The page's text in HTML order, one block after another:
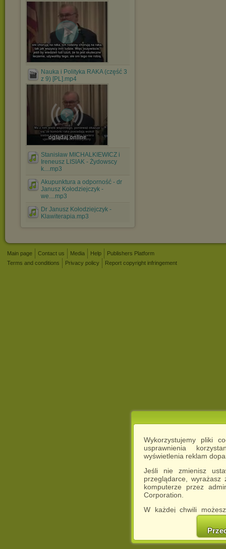
Wykorzystujemy pliki
usprawnienia
wyświetlenia reklam
Jeśli nie zmienisz
przeglądarce,
komputerze przez
Corporation.
W każdej chwili
cookies w swojej
w naszej
http://chomikuj.pl/
Nauka i Polityka RAKA (część 3
z 9) [PL].mp4
oglądaj online
Stanisław MICHALKIEWICZ i
Ireneusz LISIAK - Żydowscy
k....mp3
Akupunktura a odporność - dr
Janusz Kołodziejczyk -
we....mp3
Dr Janusz Kołodziejczyk -
Klawiterapia.mp3
Main page Contact us Media Help
Publishers Platform
Terms and conditions
Privacy policy Report copyright infringement